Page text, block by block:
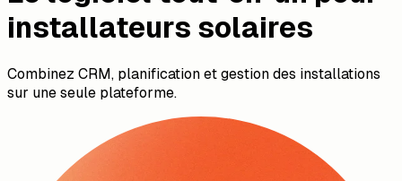
installateurs solaires
Combinez CRM, planification et gestion des installations
sur une seule plateforme.